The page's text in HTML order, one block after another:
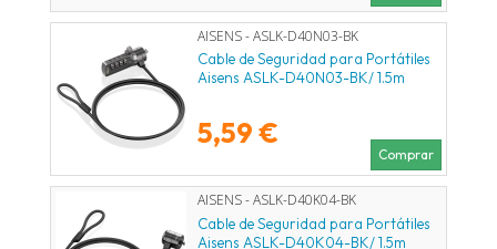
AISENS - ASLK-D40N03-BK
Cable de Seguridad para Portátiles
Aisens ASLK-D40N03-BK/ 1.5m
5,59 €
Comprar
AISENS - ASLK-D40K04-BK
Cable de Seguridad para Portátiles
Aisens ASLK-D40K04-BK/ 1.5m